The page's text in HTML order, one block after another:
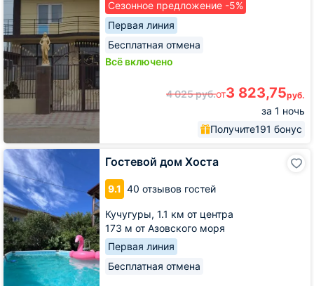
Сезонное предложение -5%
Первая линия
Бесплатная отмена
Всё включено
4 025руб.от3 823,75руб.
за 1 ночь
Получите191 бонус
Гостевой дом Хоста
9.1 40 отзывов гостей
Кучугуры, 1.1 км от центра
173 м от Азовского моря
Первая линия
Бесплатная отмена
Гостевой
дом
Хоста